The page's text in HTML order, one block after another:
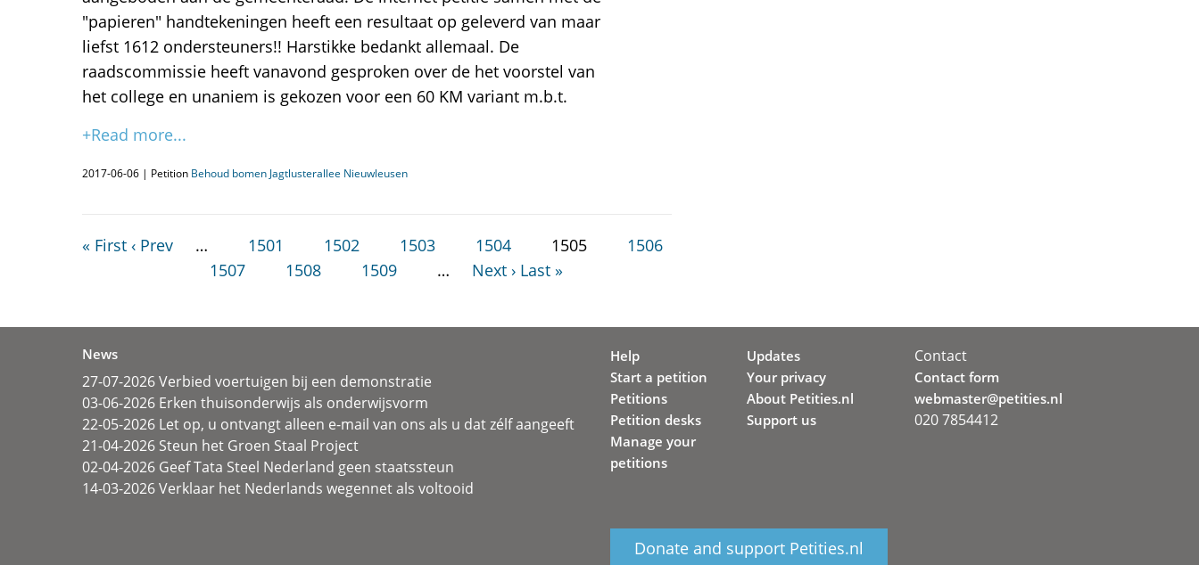
"papieren" handtekeningen heeft een resultaat op geleverd van maar
liefst 1612 ondersteuners!! Harstikke bedankt allemaal. De
raadscommissie heeft vanavond gesproken over de het voorstel van
het college en unaniem is gekozen voor een 60 KM variant m.b.t.
+Read more...
2017-06-06 | Petition Behoud bomen Jagtlusterallee Nieuwleusen
« First ‹ Prev … 1501 1502 1503 1504 1505
1506
1507
1508 1509 … Next › Last »
News
27-07-2026 Verbied voertuigen bij een demonstratie
03-06-2026 Erken thuisonderwijs als onderwijsvorm
22-05-2026 Let op, u ontvangt alleen e-mail van ons als u dat zélf aangeeft
21-04-2026 Steun het Groen Staal Project
02-04-2026 Geef Tata Steel Nederland geen staatssteun
14-03-2026 Verklaar het Nederlands wegennet als voltooid
Help
Start a petition
Petitions
Petition desks
Manage your
petitions
Updates
Your privacy
About Petities.nl
Support us
Donate and support Petities.nl
Contact
Contact form
webmaster@petities.nl
020 7854412